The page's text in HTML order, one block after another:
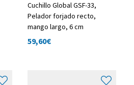
Cuchillo Global GSF-33,
Pelador forjado recto,
mango largo, 6 cm
59,60€